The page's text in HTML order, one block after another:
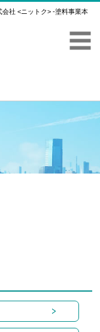
社 <ニットク> -塗料事業本